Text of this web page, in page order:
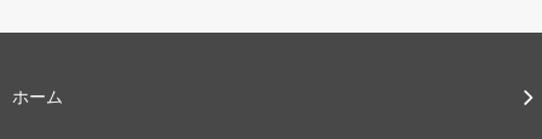
ホーム